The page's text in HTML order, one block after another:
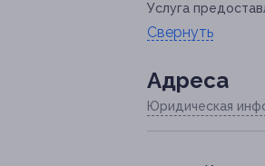
Услуга
Свернуть
Адресa
Юридическая